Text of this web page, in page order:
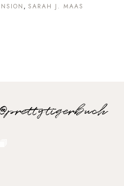
SARAH J. MAAS